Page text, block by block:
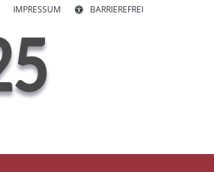
IMPRESSUM BARRIEREFREI